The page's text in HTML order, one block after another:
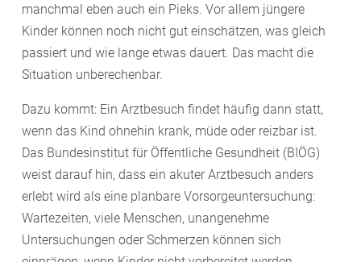
manchmal eben auch ein Pieks. Vor allem jüngere
Kinder können noch nicht gut einschätzen, was gleich
passiert und wie lange etwas dauert. Das macht die
Situation unberechenbar.
Dazu kommt: Ein Arztbesuch findet häufig dann statt,
wenn das Kind ohnehin krank, müde oder reizbar ist.
Das Bundesinstitut für Öffentliche Gesundheit (BIÖG)
weist darauf hin, dass ein akuter Arztbesuch anders
erlebt wird als eine planbare Vorsorgeuntersuchung:
Wartezeiten, viele Menschen, unangenehme
Untersuchungen oder Schmerzen können sich